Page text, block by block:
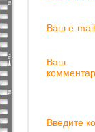
Ваш e-
Ваш
Введите